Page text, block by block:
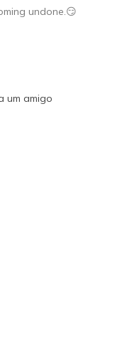
undone.😏
um amigo